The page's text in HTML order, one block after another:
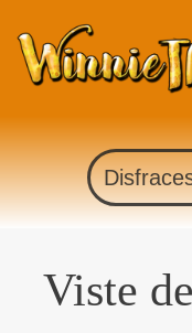
contenido
Viste